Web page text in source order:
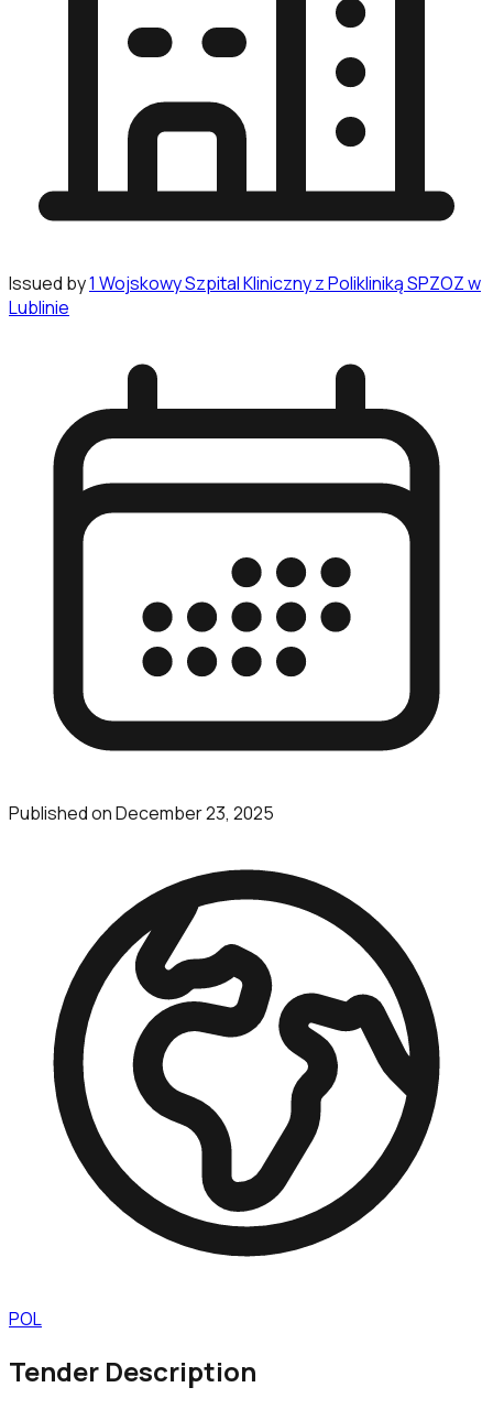
Issued by1 Wojskowy Szpital Kliniczny z Polikliniką SPZOZ w
Lublinie
Published onDecember 23, 2025
POL
Tender Description